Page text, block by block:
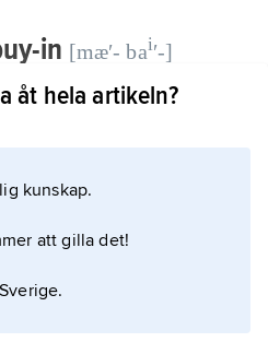
in [mæʹ- baiʹ-]
ochbuy in
samt träder in i
företagsledning.
åt hela artikeln?
kunskap.
att gilla det!